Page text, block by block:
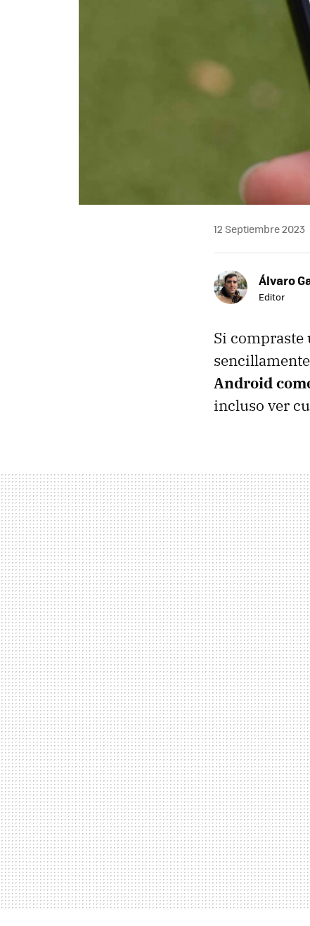
12 Septiembre 2023
Álvaro
Editor
Si compraste
Android
incluso ver